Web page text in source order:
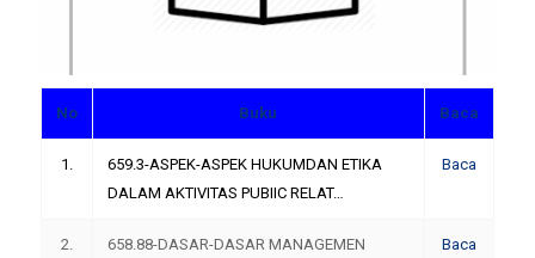
No Buku Baca
1.
659.3-ASPEK-ASPEK HUKUMDAN ETIKA
DALAM AKTIVITAS PUBIIC RELAT…
Baca
2.
658.88-DASAR-DASAR MANAGEMEN
Baca